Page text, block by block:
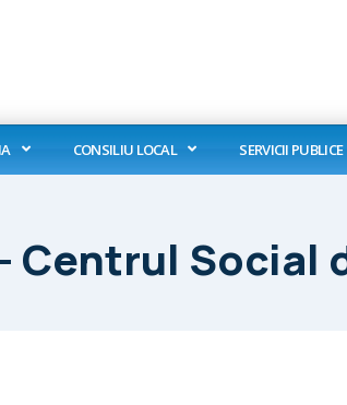
CONSILIU LOCAL SERVICII PUBLICE
Centrul Social